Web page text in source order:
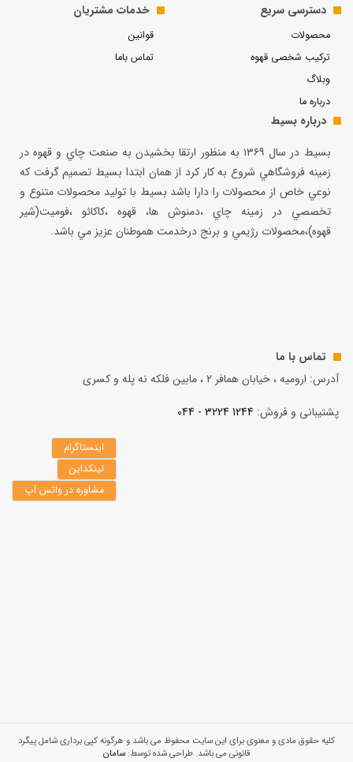
دسترسی سریع
محصولات
ترکیب شخصی قهوه
وبلاگ
درباره ما
خدمات مشتریان
قوانین
تماس باما
درباره بسیط
بسيط در سال ۱۳۶۹ به منظور ارتقا بخشيدن به صنعت چاي و قهوه در
زمينه فروشگاهي شروع به كار كرد از همان ابتدا بسيط تصميم گرفت كه
نوعي خاص از محصولات را دارا باشد بسيط با توليد محصولات متنوع و
تخصصي در زمينه چاي ،دمنوش ها، قهوه ،كاكائو ،فوميت(شير
قهوه)،محصولات رژيمي و برنج درخدمت هموطنان عزيز مي باشد.
تماس با ما
آدرس: ارومیه ، خیابان همافر 2 ، مابين فلكه نه پله و کسری
پشتیبانی و فروش: 1244 3224 - 044
اینستاگرام
لینکداین
مشاوره در واتس آپ
کلیه حقوق مادی و معنوی برای این سایت محفوظ می باشد و هرگونه کپی برداری شامل پیگرد
قانونی می باشد. طراحی شده توسط:سامان